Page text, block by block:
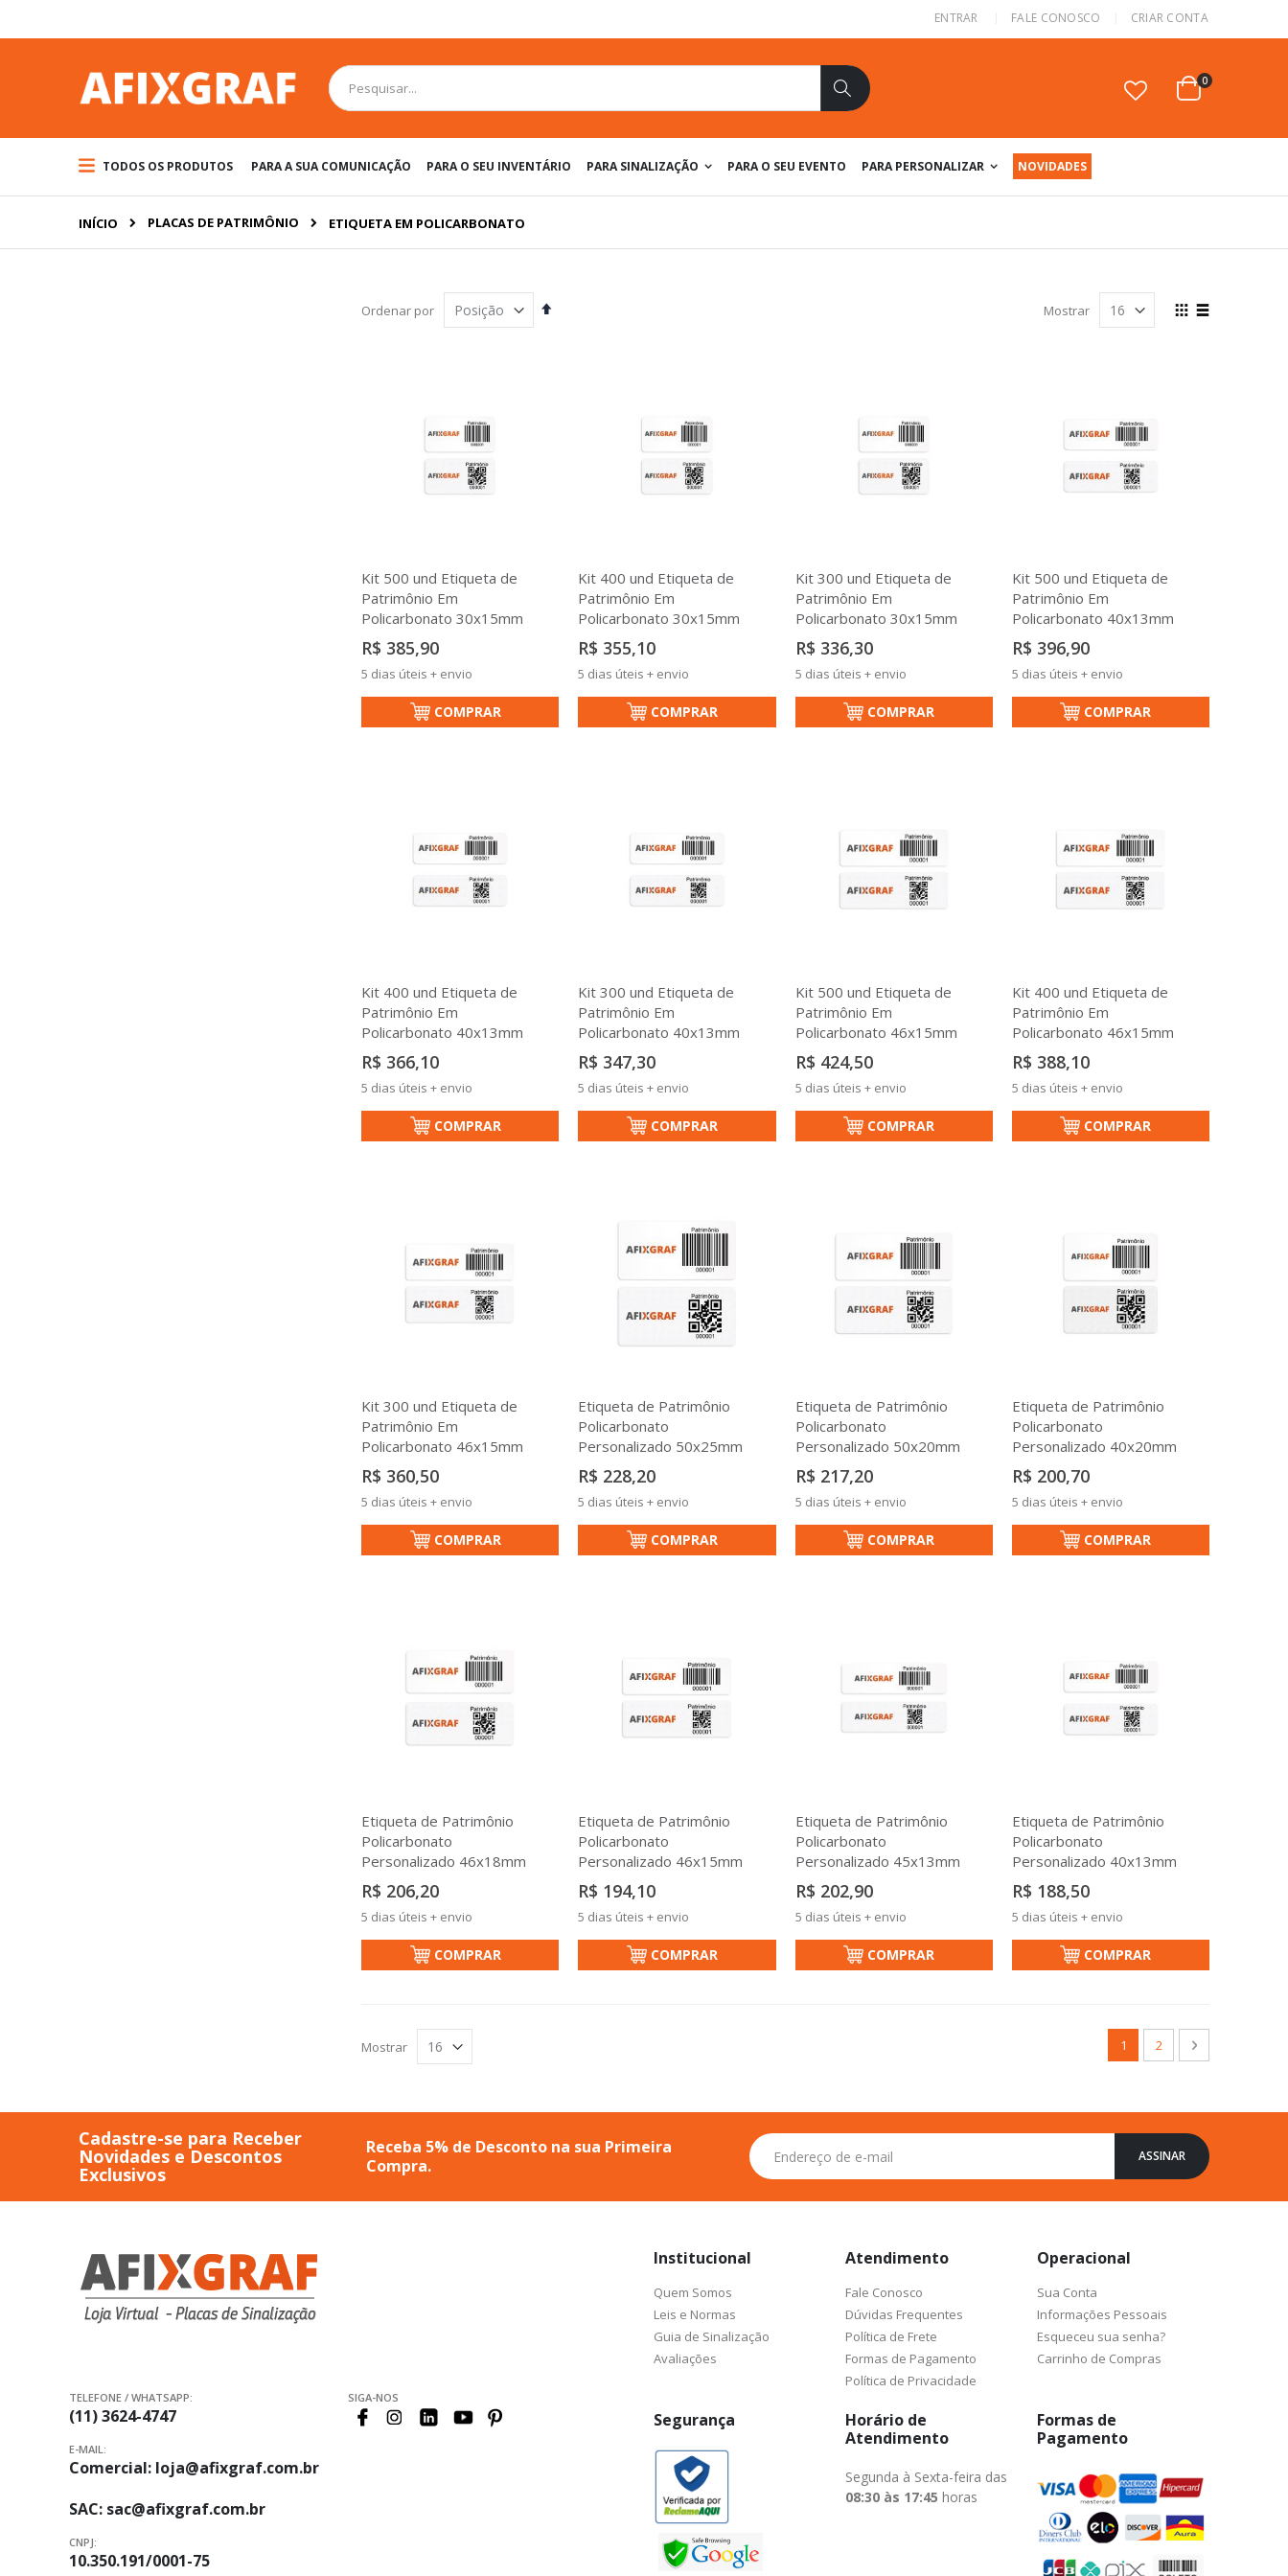
para
conteúdo
ENTRAR FALE CONOSCO CRIAR CONTA
Cart
0itens
Pesquisa
TODOS OS PRODUTOS PARA A SUA COMUNICAÇÃO PARA O SEU INVENTÁRIO PARA SINALIZAÇÃO PARA O SEU EVENTO PARA PERSONALIZAR NOVIDADES
INÍCIO PLACAS DE PATRIMÔNIO ETIQUETA EM POLICARBONATO
Ordenar por
Definir
Ver
Mostrar
Kit 500 und Etiqueta de
Patrimônio Em
Policarbonato 30x15mm
R$ 385,90
5 dias úteis + envio
COMPRAR
Kit 400 und Etiqueta de
Patrimônio Em
Policarbonato 30x15mm
R$ 355,10
5 dias úteis + envio
COMPRAR
Kit 300 und Etiqueta de
Patrimônio Em
Policarbonato 30x15mm
R$ 336,30
5 dias úteis + envio
COMPRAR
Kit 500 und Etiqueta de
Patrimônio Em
Policarbonato 40x13mm
R$ 396,90
5 dias úteis + envio
COMPRAR
Kit 400 und Etiqueta de
Patrimônio Em
Policarbonato 40x13mm
R$ 366,10
5 dias úteis + envio
COMPRAR
Kit 300 und Etiqueta de
Patrimônio Em
Policarbonato 40x13mm
R$ 347,30
5 dias úteis + envio
COMPRAR
Kit 500 und Etiqueta de
Patrimônio Em
Policarbonato 46x15mm
R$ 424,50
5 dias úteis + envio
COMPRAR
Kit 400 und Etiqueta de
Patrimônio Em
Policarbonato 46x15mm
R$ 388,10
5 dias úteis + envio
COMPRAR
Kit 300 und Etiqueta de
Patrimônio Em
Policarbonato 46x15mm
R$ 360,50
5 dias úteis + envio
COMPRAR
Etiqueta de Patrimônio
Policarbonato
Personalizado 50x25mm
R$ 228,20
5 dias úteis + envio
COMPRAR
Etiqueta de Patrimônio
Policarbonato
Personalizado 50x20mm
R$ 217,20
5 dias úteis + envio
COMPRAR
Etiqueta de Patrimônio
Policarbonato
Personalizado 40x20mm
R$ 200,70
5 dias úteis + envio
COMPRAR
Etiqueta de Patrimônio
Policarbonato
Personalizado 46x18mm
R$ 206,20
5 dias úteis + envio
COMPRAR
Etiqueta de Patrimônio
Policarbonato
Personalizado 46x15mm
R$ 194,10
5 dias úteis + envio
COMPRAR
Etiqueta de Patrimônio
Policarbonato
Personalizado 45x13mm
R$ 202,90
5 dias úteis + envio
COMPRAR
Etiqueta de Patrimônio
Policarbonato
Personalizado 40x13mm
R$ 188,50
5 dias úteis + envio
COMPRAR
Você esta lendo a pagina
1 Página
2 Página
Próximo
Mostrar
Cadastre-se para Receber
Novidades e Descontos
Exclusivos
Receba 5% de Desconto na sua Primeira
Compra.
Inscreva-
se
na
ASSINAR
TELEFONE / WHATSAPP:
(11) 3624-4747
E-MAIL:
Comercial: loja@afixgraf.com.br
SAC: sac@afixgraf.com.br
CNPJ:
10.350.191/0001-75
SIGA-NOS
Institucional
Quem Somos
Leis e Normas
Guia de Sinalização
Avaliações
Segurança
Atendimento
Fale Conosco
Dúvidas Frequentes
Política de Frete
Formas de Pagamento
Política de Privacidade
Horário de
Atendimento
Segunda à Sexta-feira das
08:30 às 17:45 horas
Operacional
Sua Conta
Informações Pessoais
Esqueceu sua senha?
Carrinho de Compras
Formas de
Pagamento